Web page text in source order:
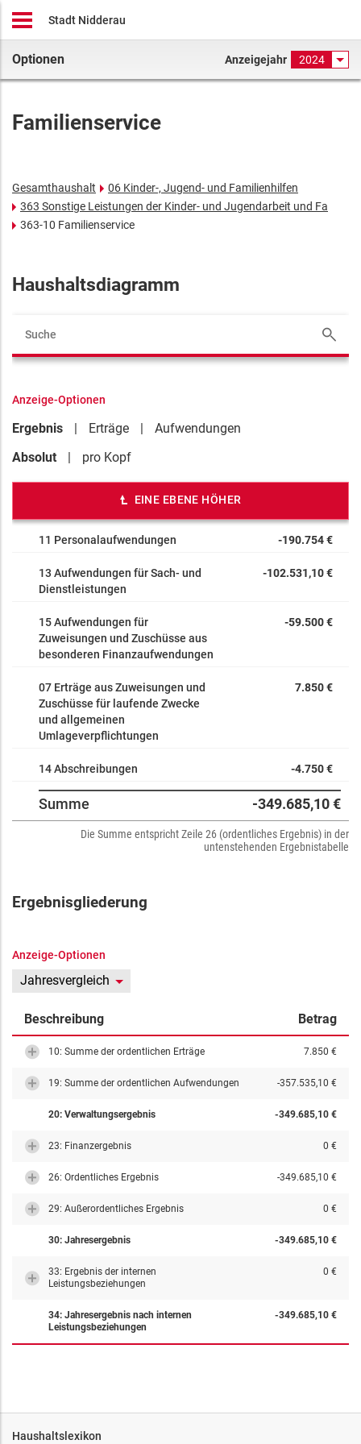
Stadt Nidderau
Optionen Anzeigejahr 2024
Familienservice
Gesamthaushalt
06 Kinder-, Jugend- und Familienhilfen
363 Sonstige Leistungen der Kinder- und Jugendarbeit und Fa
363-10 Familienservice
Haushaltsdiagramm
Anzeige-Optionen
Ergebnis Erträge
Aufwendungen
Absolut
pro Kopf
EINE EBENE HÖHER
11 Personalaufwendungen -190.754 €
13 Aufwendungen für Sach- und
Dienstleistungen
-102.531,10 €
15 Aufwendungen für
Zuweisungen und Zuschüsse aus
besonderen Finanzaufwendungen
-59.500 €
07 Erträge aus Zuweisungen und
Zuschüsse für laufende Zwecke
und allgemeinen
Umlageverpflichtungen
7.850 €
14 Abschreibungen -4.750 €
Summe -349.685,10 €
Die Summe entspricht Zeile 26 (ordentliches Ergebnis) in der
untenstehenden Ergebnistabelle
Ergebnisgliederung
Anzeige-Optionen
Jahresvergleich
Beschreibung Betrag
10: Summe der ordentlichen Erträge 7.850 €
19: Summe der ordentlichen Aufwendungen -357.535,10 €
20: Verwaltungsergebnis -349.685,10 €
23: Finanzergebnis 0 €
26: Ordentliches Ergebnis -349.685,10 €
29: Außerordentliches Ergebnis 0 €
30: Jahresergebnis -349.685,10 €
33: Ergebnis der internen
Leistungsbeziehungen
0 €
34: Jahresergebnis nach internen
Leistungsbeziehungen
-349.685,10 €
Haushaltslexikon